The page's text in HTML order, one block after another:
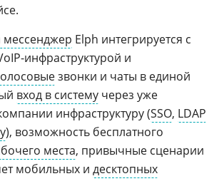
Elph интегрируется с
инфраструктурой и
звонки и чаты в единой
вход в систему через уже
инфраструктуру (SSO, LDAP
), возможность бесплатного
места, привычные сценарии
мобильных и десктопных